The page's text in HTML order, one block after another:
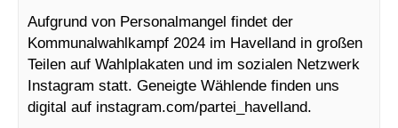
Aufgrund von Personalmangel findet der
Kommunalwahlkampf 2024 im Havelland in großen
Teilen auf Wahlplakaten und im sozialen Netzwerk
Instagram statt. Geneigte Wählende finden uns
digital auf instagram.com/partei_havelland.